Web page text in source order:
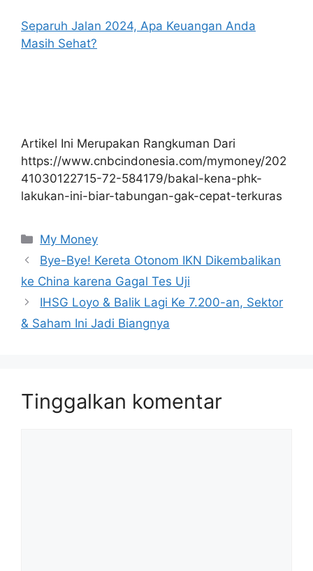
Separuh Jalan 2024, Apa Keuangan Anda
Masih Sehat?
Artikel Ini Merupakan Rangkuman Dari
https://www.cnbcindonesia.com/mymoney/202
41030122715-72-584179/bakal-kena-phk-
lakukan-ini-biar-tabungan-gak-cepat-terkuras
Kategori
My Money
Bye-Bye! Kereta Otonom IKN Dikembalikan
ke China karena Gagal Tes Uji
IHSG Loyo & Balik Lagi Ke 7.200-an, Sektor
& Saham Ini Jadi Biangnya
Tinggalkan komentar